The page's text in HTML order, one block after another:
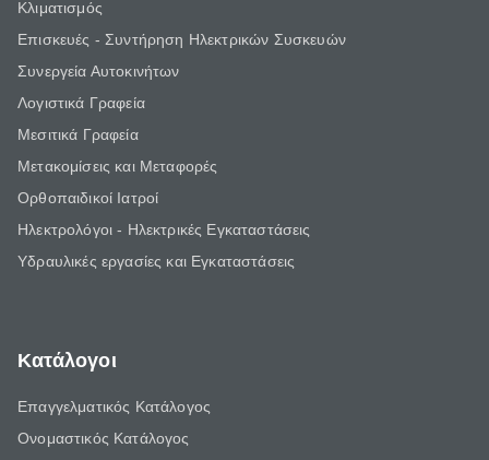
Κλιματισμός
Επισκευές - Συντήρηση Ηλεκτρικών Συσκευών
Συνεργεία Αυτοκινήτων
Λογιστικά Γραφεία
Μεσιτικά Γραφεία
Μετακομίσεις και Μεταφορές
Ορθοπαιδικοί Ιατροί
Ηλεκτρολόγοι - Ηλεκτρικές Εγκαταστάσεις
Υδραυλικές εργασίες και Εγκαταστάσεις
Κατάλογοι
Επαγγελματικός Κατάλογος
Ονομαστικός Κατάλογος